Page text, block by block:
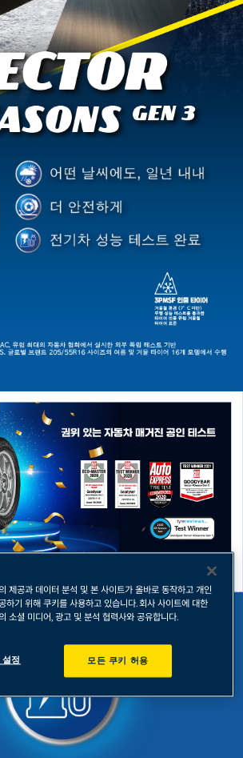
제공과 데이터 분석 및 본 사이트가 올바로 동작하고 개인
하기 위해 쿠키를 사용하고 있습니다. 회사 사이트에 대한
소셜 미디어, 광고 및 분석 협력사와 공유합니다.
모든 쿠키 허용
정